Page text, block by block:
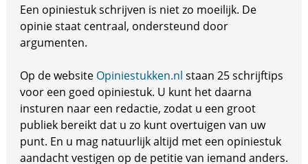
Een opiniestuk schrijven is niet zo moeilijk. De
opinie staat centraal, ondersteund door
argumenten.
Op de website Opiniestukken.nl staan 25 schrijftips
voor een goed opiniestuk. U kunt het daarna
insturen naar een redactie, zodat u een groot
publiek bereikt dat u zo kunt overtuigen van uw
punt. En u mag natuurlijk altijd met een opiniestuk
aandacht vestigen op de petitie van iemand anders.